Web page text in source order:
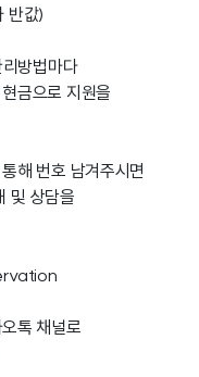
반값)
방법마다
금으로 지원을
해 번호 남겨주시면
및 상담을
톡 채널로